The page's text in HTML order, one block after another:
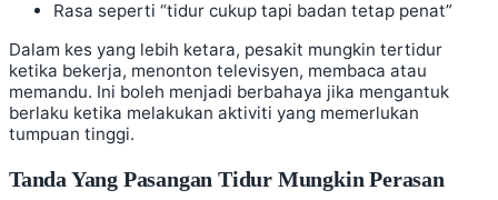
Rasa seperti “tidur cukup tapi badan tetap penat”
Dalam kes yang lebih ketara, pesakit mungkin tertidur
ketika bekerja, menonton televisyen, membaca atau
memandu. Ini boleh menjadi berbahaya jika mengantuk
berlaku ketika melakukan aktiviti yang memerlukan
tumpuan tinggi.
Tanda Yang Pasangan Tidur Mungkin Perasan